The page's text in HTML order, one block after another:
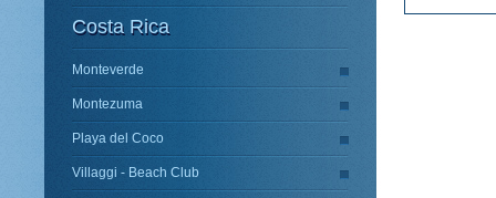
Costa Rica
Monteverde
Montezuma
Playa del Coco
Villaggi - Beach Club